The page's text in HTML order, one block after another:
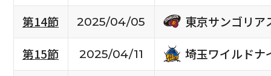
第14節
2025/04/05
東京サンゴリア
第15節
2025/04/11
埼玉ワイルドナ